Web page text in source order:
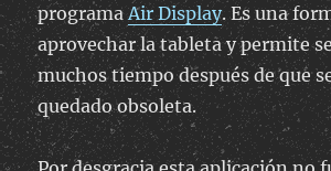
programaAir Display. Es una
aprovechar la tableta y permite
muchos tiempo después de que
quedado obsoleta.